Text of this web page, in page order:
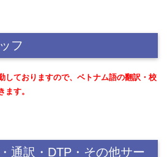
フ
しておりますので、ベトナム語の翻訳・校
す。
通訳・DTP・その他サー